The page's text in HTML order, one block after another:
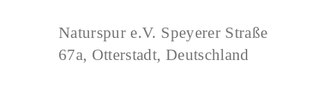
Naturspur e.V. Speyerer Straße
67a, Otterstadt, Deutschland